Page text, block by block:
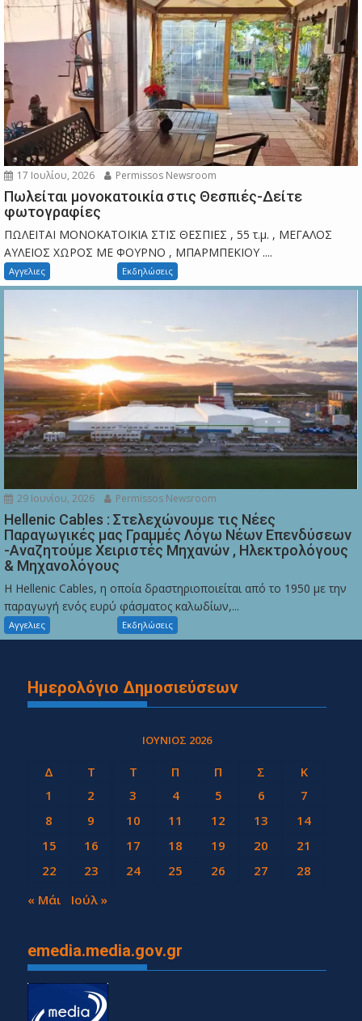
17 Ιουλίου, 2026 Permissos Newsroom
Πωλείται μονοκατοικία στις Θεσπιές-Δείτε
φωτογραφίες
ΠΩΛΕΙΤΑΙ ΜΟΝΟΚΑΤΟΙΚΙΑ ΣΤΙΣ ΘΕΣΠΙΕΣ , 55 τ.μ. , ΜΕΓΑΛΟΣ
ΑΥΛΕΙΟΣ ΧΩΡΟΣ ΜΕ ΦΟΥΡΝΟ , ΜΠΑΡΜΠΕΚΙΟΥ ....
Αγγελιες Εκδηλώσεις
29 Ιουνίου, 2026 Permissos Newsroom
Hellenic Cables : Στελεχώνουμε τις Νέες
Παραγωγικές μας Γραμμές Λόγω Νέων Επενδύσεων
-Αναζητούμε Χειριστές Μηχανών , Ηλεκτρολόγους
& Μηχανολόγους
Η Hellenic Cables, η οποία δραστηριοποιείται από το 1950 με την
παραγωγή ενός ευρύ φάσματος καλωδίων,...
Αγγελιες Εκδηλώσεις
Ημερολόγιο Δημοσιεύσεων
ΙΟΎΝΙΟΣ 2026
Δ Τ Τ Π Π Σ
Κ
1
2 3 4 5 6
7
8
9 10 11 12 13
14
15
16 17 18 19 20
21
22
23 24 25 26 27
28
29
30
« Μάι Ιούλ »
emedia.media.gov.gr